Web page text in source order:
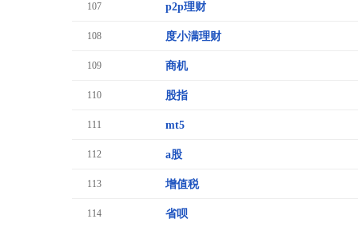
107 p2p理财
108 度小满理财
109 商机
110 股指
111 mt5
112 a股
113 增值税
114 省呗